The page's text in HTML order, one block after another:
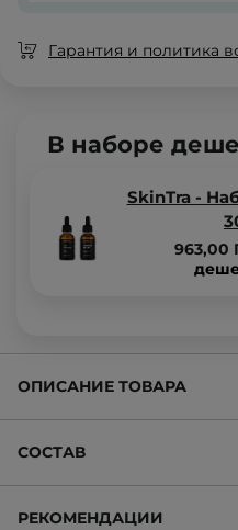
Гарантия и политика
В наборе
SkinTra -
963,00
ОПИСАНИЕ ТОВАРА
СОСТАВ
РЕКОМЕНДАЦИИ